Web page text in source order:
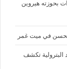
بحوزته هيروين
في ميت غمر
البترولية تكشف